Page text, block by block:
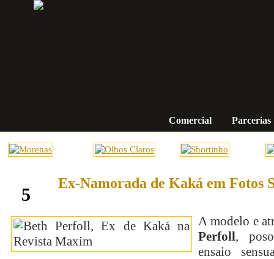
Parcerias
Comercial
5
Ex-Namorada de Kaká em Fotos
A modelo e
Perfoll ,
ensaio